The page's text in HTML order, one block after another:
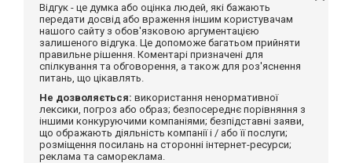
Відгук - це думка або оцінка людей, які бажають
передати досвід або враження іншим користувачам
нашого сайту з обов'язковою аргументацією
залишеного відгука. Це допоможе багатьом прийняти
правильне рішення. Коментарі призначені для
спілкування та обговорення, а також для роз'яснення
питань, що цікавлять.
Не дозволяється: використання ненормативної
лексики, погроз або образ; безпосереднє порівняння з
іншими конкуруючими компаніями; безпідставні заяви,
що ображають діяльність компанії і / або її послуги;
розміщення посилань на сторонні інтернет-ресурси;
реклама та самореклама.